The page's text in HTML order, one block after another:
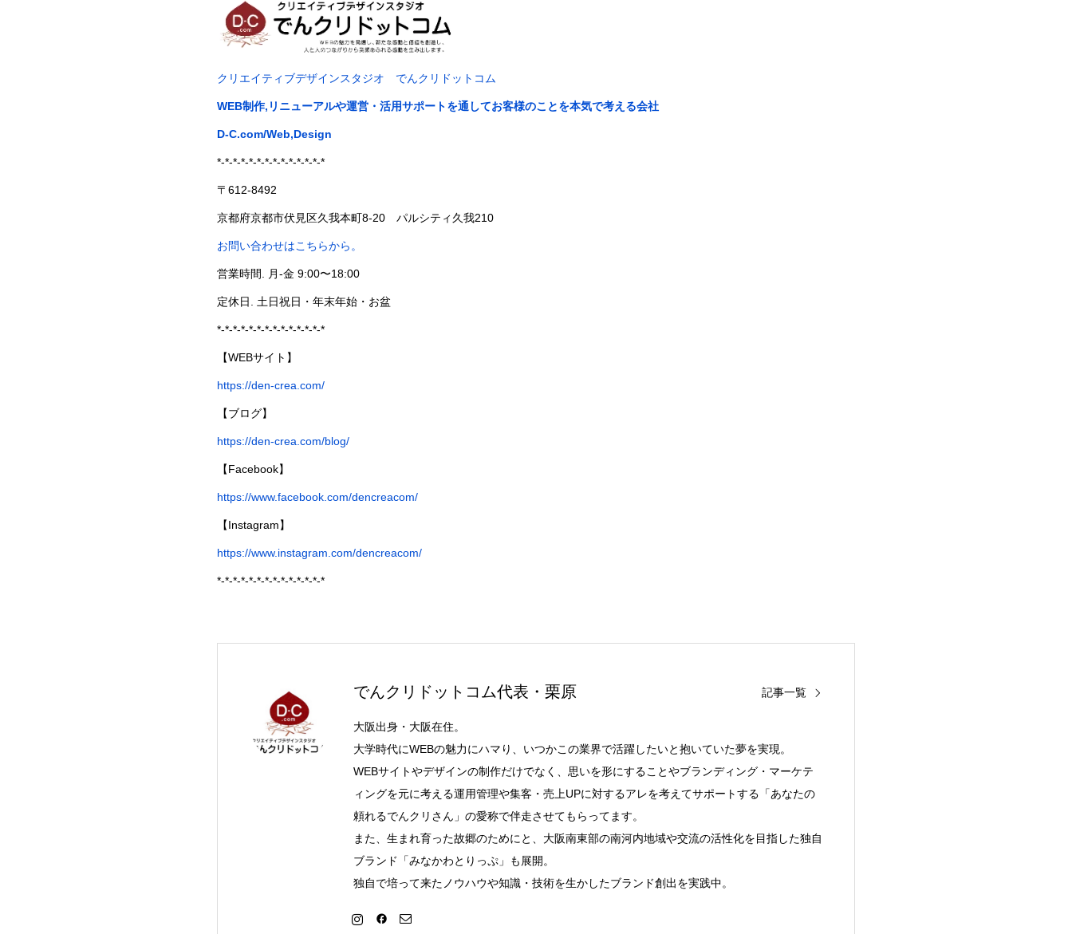
クリエイティブデザインスタジオ でんクリドットコム
WEB制作,リニューアルや運営・活用サポートを通してお客様のことを本気で考える会社
D-C.com/Web,Design
*-*-*-*-*-*-*-*-*-*-*-*-*-*
〒612-8492
京都府京都市伏見区久我本町8-20 パルシティ久我210
お問い合わせはこちらから。
営業時間. 月-金 9:00〜18:00
定休日. 土日祝日・年末年始・お盆
*-*-*-*-*-*-*-*-*-*-*-*-*-*
【WEBサイト】
https://den-crea.com/
【ブログ】
https://den-crea.com/blog/
【Facebook】
https://www.facebook.com/dencreacom/
【Instagram】
https://www.instagram.com/dencreacom/
*-*-*-*-*-*-*-*-*-*-*-*-*-*
でんクリドットコム代表・栗原 記事一覧
大阪出身・大阪在住。
大学時代にWEBの魅力にハマり、いつかこの業界で活躍したいと抱いていた夢を実現。
WEBサイトやデザインの制作だけでなく、思いを形にすることやブランディング・マーケテ
ィングを元に考える運用管理や集客・売上UPに対するアレを考えてサポートする「あなたの
頼れるでんクリさん」の愛称で伴走させてもらってます。
また、生まれ育った故郷のためにと、大阪南東部の南河内地域や交流の活性化を目指した独自
ブランド「みなかわとりっぷ」も展開。
独自で培って来たノウハウや知識・技術を生かしたブランド創出を実践中。